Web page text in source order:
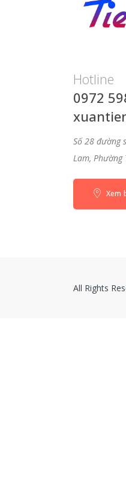
Hotline
0972
Số 28 đường
Lam, Phường
Xem
All Rights